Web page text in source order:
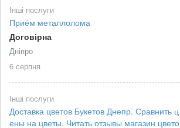
Інші послуги
Приём металлолома
Договірна
Дніпро
6 серпня
Інші послуги
Доставка цветов Букетов Днепр. Сравнить ц
ены на цветы. Читать отзывы магазин цвето